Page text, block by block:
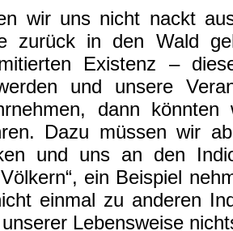
wir uns nicht nackt
zurück in den Wald
Existenz –
und unsere
dann
Dazu müssen wir
und uns an den
ein Beispiel
einmal zu anderen
Lebensweise